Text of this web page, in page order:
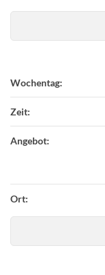
Wochentag:
Zeit:
Angebot:
Ort: